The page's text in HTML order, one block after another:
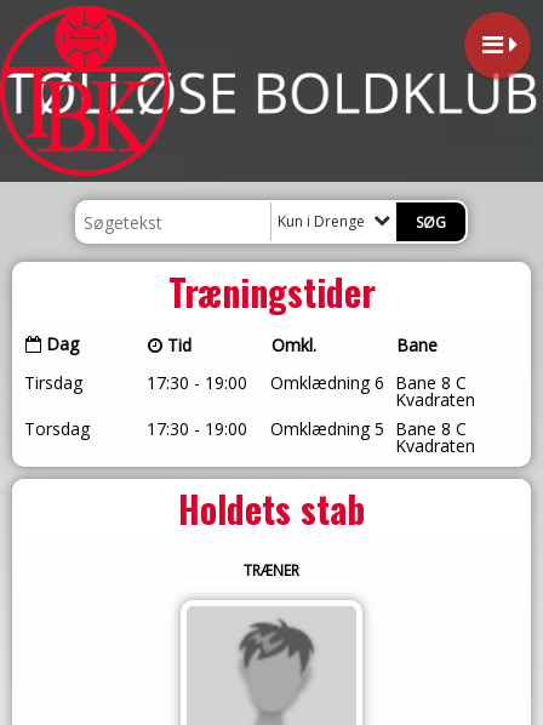
Kun i Drenge
Træningstider
Dag Tid Omkl.
Bane
Tirsdag
17:30 - 19:00 Omklædning 6 Bane 8 C
Kvadraten
Torsdag
17:30 - 19:00 Omklædning 5 Bane 8 C
Kvadraten
Holdets stab
TRÆNER